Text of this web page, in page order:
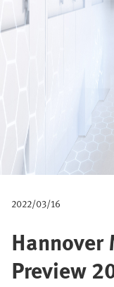
a
v
i
ó2022/03/16
Hannover
Preview